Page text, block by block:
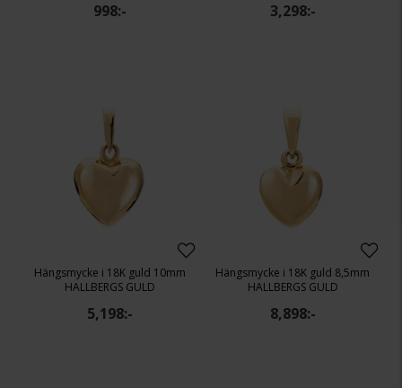
998:- 3,298:-
Hängsmycke i 18K guld 10mm
HALLBERGS GULD
5,198:-
Hängsmycke i 18K guld 8,5mm
HALLBERGS GULD
8,898:-